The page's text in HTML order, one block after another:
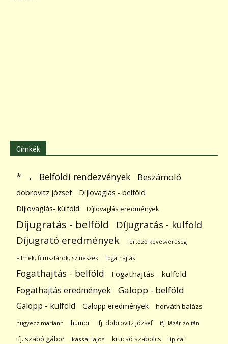
Címkék
* . Belföldi rendezvények Beszámoló
dobrovitz józsef
Díjlovaglás - belföld
Díjlovaglás- külföld
Díjlovaglás eredmények
Díjugratás - belföld Díjugratás - külföld
Díjugrató eredmények Fertőző kevésvérűség
Filmek; filmsztárok; színészek fogathajtás
Fogathajtás - belföld Fogathajtás - külföld
Fogathajtás eredmények Galopp - belföld
Galopp - külföld Galopp eredmények horváth balázs
hugyecz mariann humor ifj. dobrovitz józsef ifj. lázár zoltán
ifj. szabó gábor kassai lajos krucsó szabolcs lipicai